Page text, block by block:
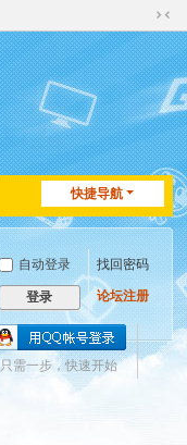
切
换
到
窄
版
快捷导航
自动登录 找回密码
登录 论坛注册
只需一步，快速开始